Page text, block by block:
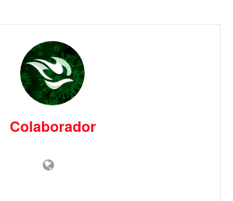
Colaborador